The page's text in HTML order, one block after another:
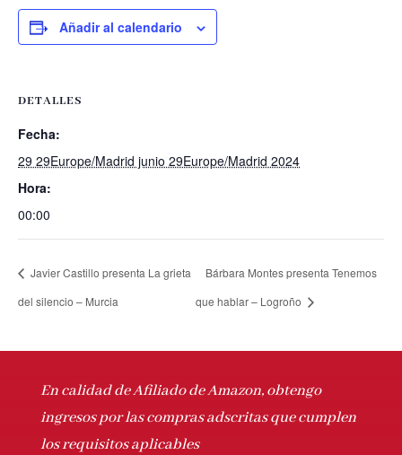
Añadir al calendario
DETALLES
Fecha:
29 29Europe/Madrid junio 29Europe/Madrid 2024
Hora:
00:00
Javier Castillo presenta La grieta
del silencio – Murcia
Bárbara Montes presenta Tenemos
que hablar – Logroño
En calidad de Afiliado de Amazon, obtengo
ingresos por las compras adscritas que cumplen
los requisitos aplicables